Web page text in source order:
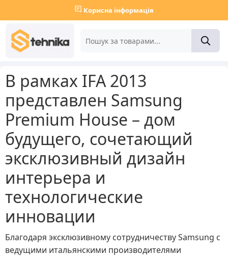
Корисна інформація
В рамках IFA 2013
представлен Samsung
Premium House – дом
будущего, сочетающий
эксклюзивный дизайн
интерьера и
технологические
инновации
Благодаря эксклюзивному сотрудничеству Samsung с
ведущими итальянскими производителями